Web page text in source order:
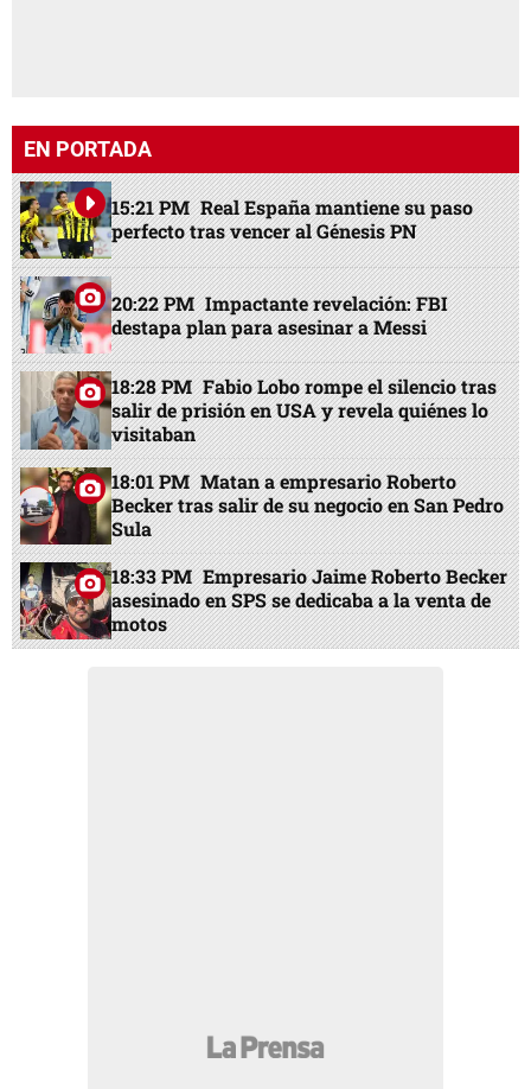
EN PORTADA
15:21 PM Real España mantiene su paso
perfecto tras vencer al Génesis PN
20:22 PM Impactante revelación: FBI
destapa plan para asesinar a Messi
18:28 PM Fabio Lobo rompe el silencio tras
salir de prisión en USA y revela quiénes lo
visitaban
18:01 PM Matan a empresario Roberto
Becker tras salir de su negocio en San Pedro
Sula
18:33 PM Empresario Jaime Roberto Becker
asesinado en SPS se dedicaba a la venta de
motos